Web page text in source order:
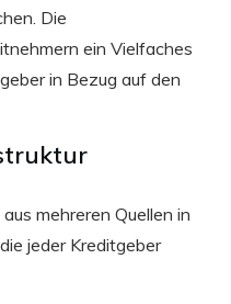
Die
ein Vielfaches
in Bezug auf den
mehreren Quellen in
jeder Kreditgeber